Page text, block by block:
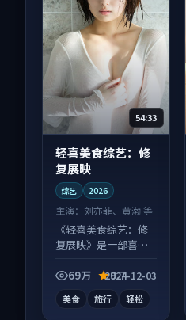
54:33
轻喜美食综艺：修
复展映
综艺 2026
主演： 刘亦菲、黄渤 等
《轻喜美食综艺：修
复展映》是一部喜剧
续发酵，适合周末一
69万 9.7
2024-12-03
美食 旅行 轻松